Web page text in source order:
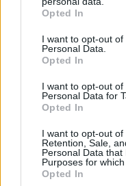
grant or deny consent
use your data for
consent section.
Opted In
I want to opt-out
Personal Data.
Opted In
I want to opt-out
Personal Data for
Opted In
I want to opt-out of
Retention, Sale,
Personal Data
Purposes for
Opted In
16.12.2024, 21:07